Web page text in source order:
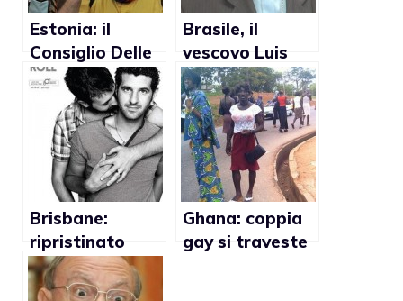
Estonia: il
Consiglio Delle
Chiese
contrario al
matrimonio gay
Brasile, il
vescovo Luis
Gonzaga
Bergonzini: “I
nostri figli non
saranno al
sicuro dalla
dittatura gay”
Brisbane:
ripristinato
spot gay sul
sesso sicuro
Ghana: coppia
gay si traveste